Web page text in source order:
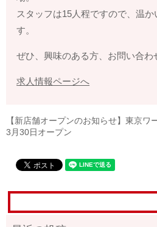
スタッフは15人程ですので、温
す。
ぜひ、興味のある方、お問い合わ
求人情報ページへ
【新店舗オープンのお知らせ】東京
3月30日オープン